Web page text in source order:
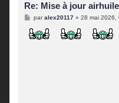
Re: Mise à jour
M
s
s
paralex20117» 28 mai 2026,